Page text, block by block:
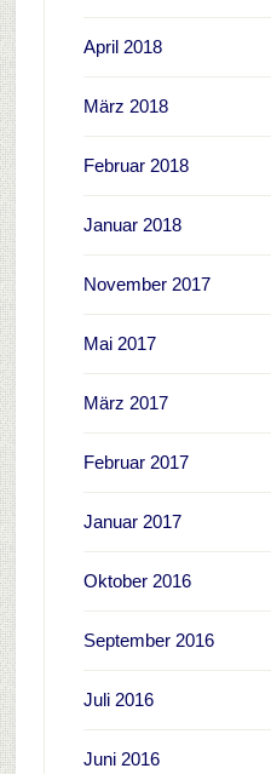
April 2018
März 2018
Februar 2018
Januar 2018
November 2017
Mai 2017
März 2017
Februar 2017
Januar 2017
Oktober 2016
September 2016
Juli 2016
Juni 2016